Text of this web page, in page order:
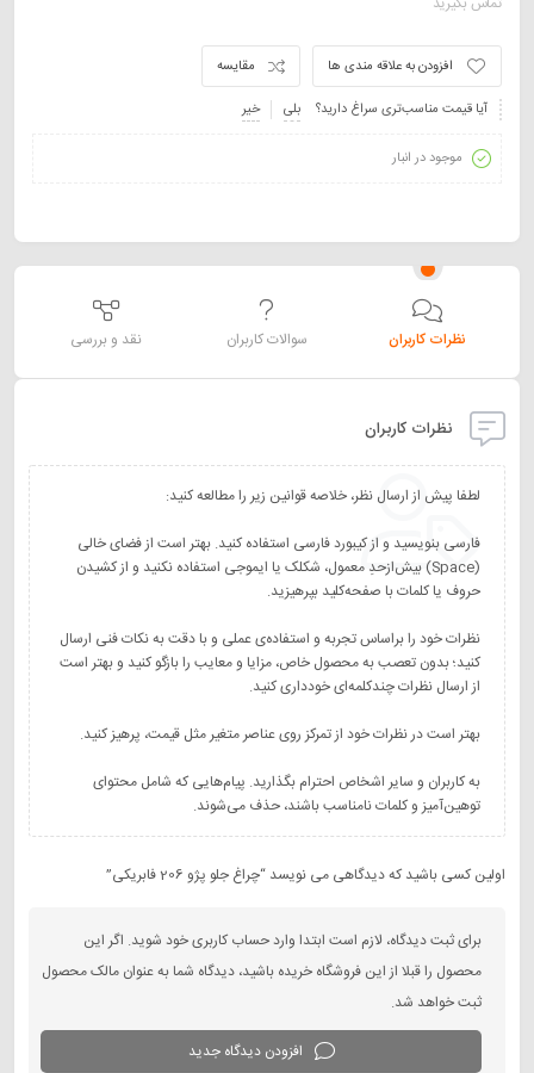
مقایسه
افزودن به علاقه مندی ها
آیا قیمت مناسب‌تری سراغ دارید؟
بلی خیر
موجود در انبار
نظرات کاربران سوالات کاربران نقد و بررسی
نظرات کاربران
فارسی بنویسید و از کیبورد فارسی استفاده کنید. بهتر است از فضای خالی
(Space) بیش‌از‌حدِ معمول، شکلک یا ایموجی استفاده نکنید و از کشیدن
نظرات خود را براساس تجربه و استفاده‌ی عملی و با دقت به نکات فنی ارسال
کنید؛ بدون تعصب به محصول خاص، مزایا و معایب را بازگو کنید و بهتر است
به کاربران و سایر اشخاص احترام بگذارید. پیام‌هایی که شامل محتوای
توهین‌آمیز و کلمات نامناسب باشند، حذف می‌شوند.
اولین کسی باشید که دیدگاهی می نویسد “چراغ جلو پژو 206 فابریکی”
برای ثبت دیدگاه، لازم است ابتدا وارد حساب کاربری خود شوید. اگر این
محصول را قبلا از این فروشگاه خریده باشید، دیدگاه شما به عنوان مالک محصول
ثبت خواهد شد.
افزودن دیدگاه جدید